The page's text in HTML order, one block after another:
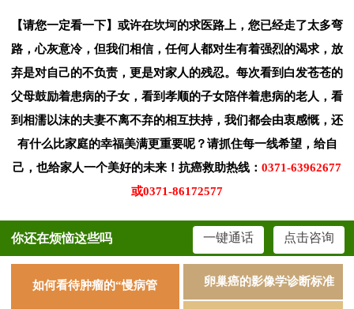
【请您一定看一下】或许在坎坷的求医路上，您已经走了太多弯
路，心灰意冷，但我们相信，任何人都对生有着强烈的渴求，放
弃是对自己的不负责，更是对家人的残忍。每次看到白发苍苍的
父母鼓励着患病的子女，看到孝顺的子女陪伴着患病的老人，看
到相濡以沫的夫妻不离不弃的相互扶持，我们都会由衷感慨，还
有什么比家庭的幸福美满更重要呢？请抓住每一线希望，给自
己，也给家人一个美好的未来！抗癌救助热线： 0371-63962677
或0371-86172577
你还在烦恼这些吗 一键通话 点击咨询
如何看待肿瘤的“慢病管 卵巢癌的影像学诊断标准